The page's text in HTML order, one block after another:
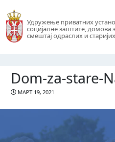
Удружење приватних
социјалне заштите, домова
смештај одраслих и старијих
Dom-za-stare-
МАРТ 19, 2021